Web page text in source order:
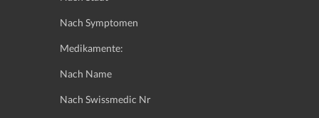
Nach Symptomen
Medikamente:
Nach Name
Nach Swissmedic Nr